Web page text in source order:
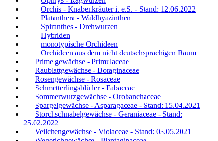
Orchis - Knabenkräuter i. e.S. - Stand: 12.06.2022
Platanthera - Waldhyazinthen
Spiranthes - Drehwurzen
Hybriden
monotypische Orchideen
Orchideen aus dem nicht deutschsprachigen Raum
Primelgewächse - Primulaceae
Raublattgewächse - Boraginaceae
Rosengewächse - Rosaceae
Schmetterlingsblütler - Fabaceae
Sommerwurzgewächse - Orobanchaceae
Spargelgewächse - Asparagaceae - Stand: 15.04.2021
Storchschnabelgewächse - Geraniaceae - Stand:
25.02.2022
Veilchengewächse - Violaceae - Stand: 03.05.2021